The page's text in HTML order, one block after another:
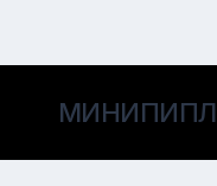
МИНИПИПЛ